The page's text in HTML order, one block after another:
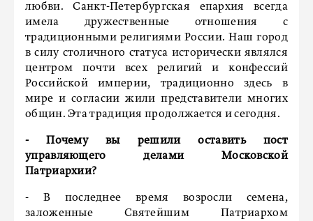
любви. Санкт-Петербургская епархия всегда
имела дружественные отношения с
традиционными религиями России. Наш город
в силу столичного статуса исторически являлся
центром почти всех религий и конфессий
Российской империи, традиционно здесь в
мире и согласии жили представители многих
общин. Эта традиция продолжается и сегодня.
- Почему вы решили оставить пост
управляющего делами Московской
Патриархии?
- В последнее время возросли семена,
заложенные Святейшим Патриархом